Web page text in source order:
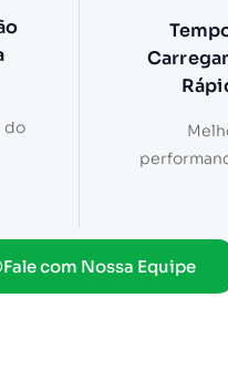
do
Fale com Nossa Equipe